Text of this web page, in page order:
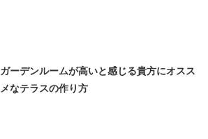
ガーデンルームが高いと感じる貴方にオスス
メなテラスの作り方